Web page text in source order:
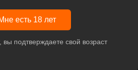
есть 18 лет
подтверждаете свой возраст